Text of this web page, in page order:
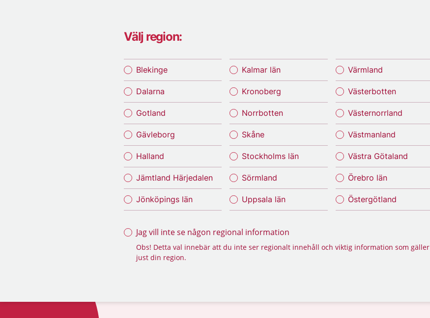
Välj region:
Blekinge
Dalarna
Gotland
Gävleborg
Halland
Jämtland Härjedalen
Jönköpings län
Kalmar län
Kronoberg
Norrbotten
Skåne
Stockholms län
Sörmland
Uppsala län
Värmland
Västerbotten
Västernorrland
Västmanland
Västra Götaland
Örebro län
Östergötland
Jag vill inte se någon regional information
Obs! Detta val innebär att du inte ser regionalt innehåll och viktig information som gäller
just din region.